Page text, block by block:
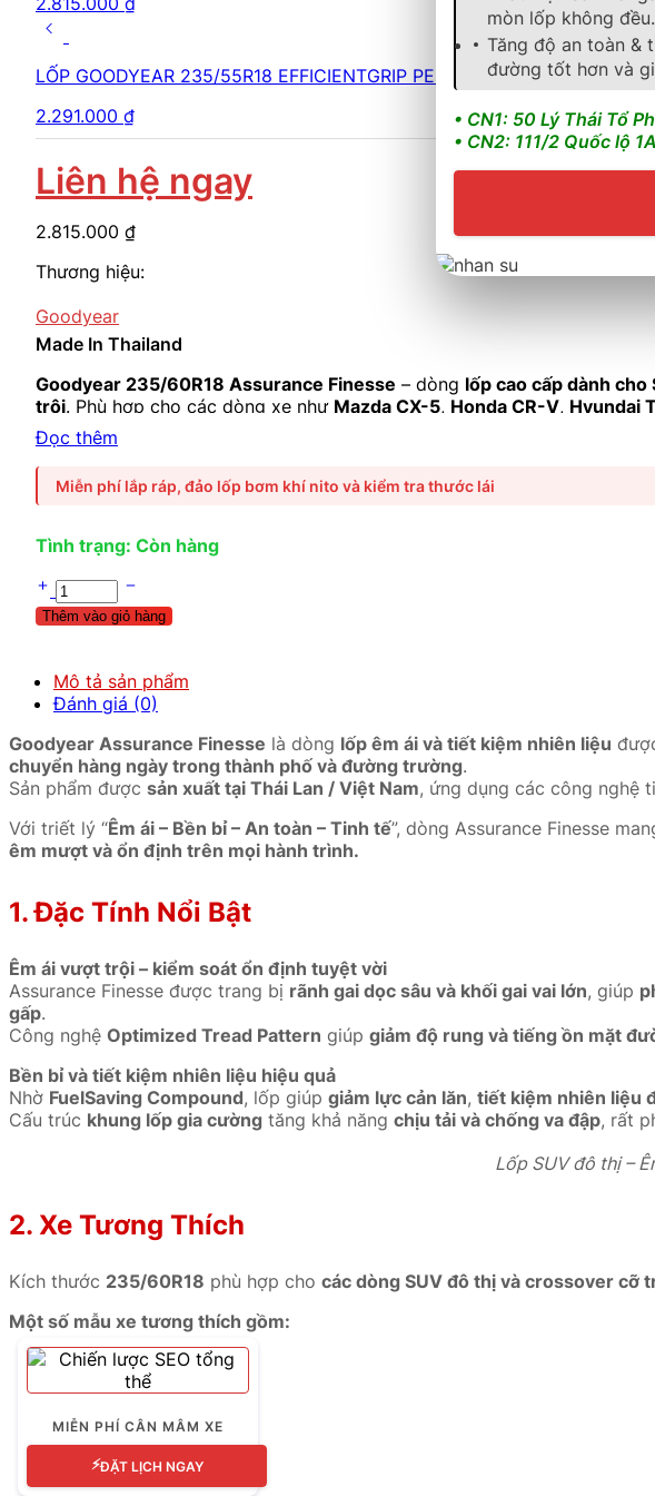
Liên hệ ngay
LỐP GOODYEAR 235/55R18 EFFICIENTGRIP PERF
2.291.000 ₫
Made In Thailand
2.815.000 ₫
Thương hiệu:
Goodyear
Goodyear 235/60R18 Assurance Finesse – dòng lốp cao cấp dành
trội. Phù hợp cho các dòng xe như Mazda CX-5, Honda CR-V, Hyundai
Đọc thêm
Miễn phí lắp ráp, đảo lốp bơm khí nito và kiểm tra thước lái
Tình trạng: Còn hàng
Thêm vào giỏ hàng
Mô tả sản phẩm
Đánh giá (0)
Goodyear Assurance Finesse là dòng lốp êm ái và tiết kiệm nhiên liệu
chuyển hàng ngày trong thành phố và đường trường.
Sản phẩm được sản xuất tại Thái Lan / Việt Nam, ứng dụng các công nghệ
Với triết lý “Êm ái – Bền bỉ – An toàn – Tinh tế”, dòng Assurance Finesse
êm mượt và ổn định trên mọi hành trình.
1. Đặc Tính Nổi Bật
Êm ái vượt trội – kiểm soát ổn định tuyệt vời
Assurance Finesse được trang bị rãnh gai dọc sâu và khối gai vai lớn, giúp
gấp.
Công nghệ Optimized Tread Pattern giúp giảm độ rung và tiếng ồn mặt
Bền bỉ và tiết kiệm nhiên liệu hiệu quả
Nhờ FuelSaving Compound, lốp giúp giảm lực cản lăn, tiết kiệm nhiên liệu
Cấu trúc khung lốp gia cường tăng khả năng chịu tải và chống va đập, rất
Lốp SUV đô thị –
2. Xe Tương Thích
Kích thước 235/60R18 phù hợp cho các dòng SUV đô thị và crossover cỡ
Một số mẫu xe tương thích gồm:
Mazda CX-5
Hyundai Tucson
Nissan X-Trail
mòn lốp không đều.
Tăng độ an toàn &
đường tốt hơn và
• CN1: 50 Lý Thái Tổ
• CN2: 111/2 Quốc lộ
MIỄN PHÍ CÂN MÂM XE
⚡ĐẶT LỊCH NGAY